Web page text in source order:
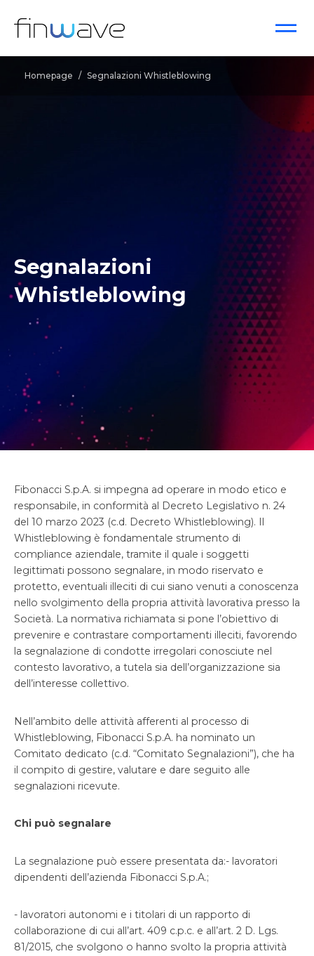
Homepage / Segnalazioni Whistleblowing
Segnalazioni
Whistleblowing
Fibonacci S.p.A. si impegna ad operare in modo etico e
responsabile, in conformità al Decreto Legislativo n. 24
del 10 marzo 2023 (c.d. Decreto Whistleblowing). Il
Whistleblowing è fondamentale strumento di
compliance aziendale, tramite il quale i soggetti
legittimati possono segnalare, in modo riservato e
protetto, eventuali illeciti di cui siano venuti a conoscenza
nello svolgimento della propria attività lavorativa presso la
Società. La normativa richiamata si pone l’obiettivo di
prevenire e contrastare comportamenti illeciti, favorendo
la segnalazione di condotte irregolari conosciute nel
contesto lavorativo, a tutela sia dell’organizzazione sia
dell’interesse collettivo.
Nell’ambito delle attività afferenti al processo di
Whistleblowing, Fibonacci S.p.A. ha nominato un
Comitato dedicato (c.d. “Comitato Segnalazioni”), che ha
il compito di gestire, valutare e dare seguito alle
segnalazioni ricevute.
Chi può segnalare
La segnalazione può essere presentata da:- lavoratori
dipendenti dell’azienda Fibonacci S.p.A.;
- lavoratori autonomi e i titolari di un rapporto di
collaborazione di cui all’art. 409 c.p.c. e all’art. 2 D. Lgs.
81/2015, che svolgono o hanno svolto la propria attività